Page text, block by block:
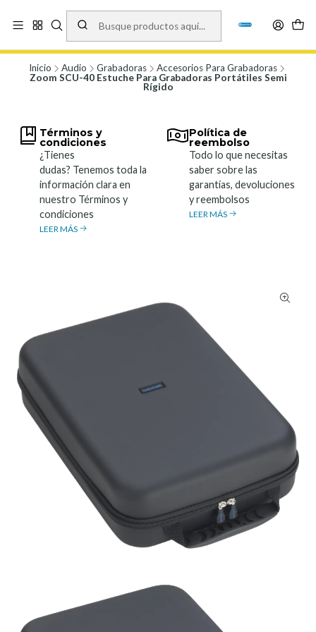
Vísita nuestro local en Los Agustinos 5478, Ñuñoa. Lunes a Viernes 9.30 a
19.00, Sábados 10:00 a 19:00 y Domingos de 10:00 a 17:00
Inicio Audio Grabadoras
Accesorios Para Grabadoras
Zoom SCU-40 Estuche Para Grabadoras Portátiles Semi
Rígido
Términos y
condiciones
¿Tienes
dudas? Tenemos toda la
información clara en
nuestro Términos y
condiciones
LEER MÁS
Política de
reembolso
Todo lo que necesitas
saber sobre las
garantías, devoluciones
y reembolsos
LEER MÁS